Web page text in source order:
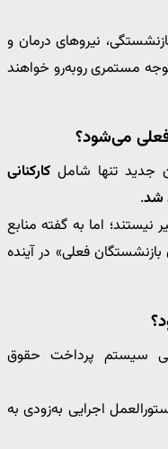
نیروهای درمان و
مستمری روبه‌رو خواهند
می‌شود؟
جدید تنها شامل کارکنانی
شد.
اما به گفته منابع
فعلی» در آینده
سیستم پرداخت حقوق
اجرایی به‌زودی به